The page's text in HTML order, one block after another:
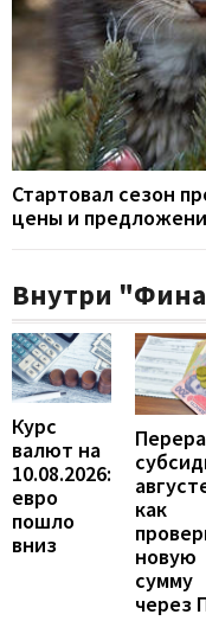
Стартовал сезон
цены и
Внутри
Курс
валют на
10.08.2026:
евро
пошло
вниз
как
новую
сумму
через